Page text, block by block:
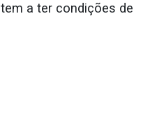
a ter condições de